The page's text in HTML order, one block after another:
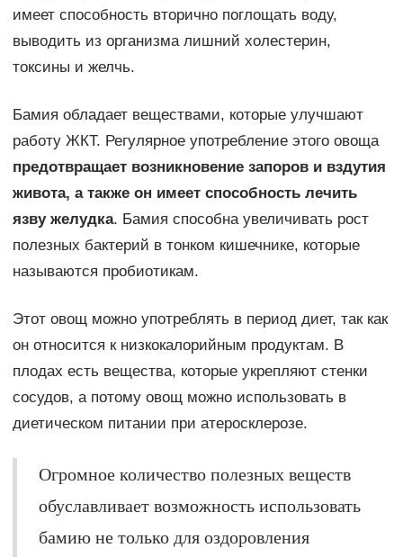
имеет способность вторично поглощать воду,
выводить из организма лишний холестерин,
токсины и желчь.
Бамия обладает веществами, которые улучшают
работу ЖКТ. Регулярное употребление этого овоща
предотвращает возникновение запоров и вздутия
живота, а также он имеет способность лечить
язву желудка. Бамия способна увеличивать рост
полезных бактерий в тонком кишечнике, которые
называются пробиотикам.
Этот овощ можно употреблять в период диет, так как
он относится к низкокалорийным продуктам. В
плодах есть вещества, которые укрепляют стенки
сосудов, а потому овощ можно использовать в
диетическом питании при атеросклерозе.
Огромное количество полезных веществ
обуславливает возможность использовать
бамию не только для оздоровления